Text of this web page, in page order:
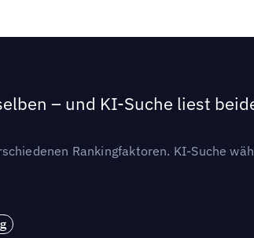
– und KI-Suche liest
Rankingfaktoren. KI-Suche